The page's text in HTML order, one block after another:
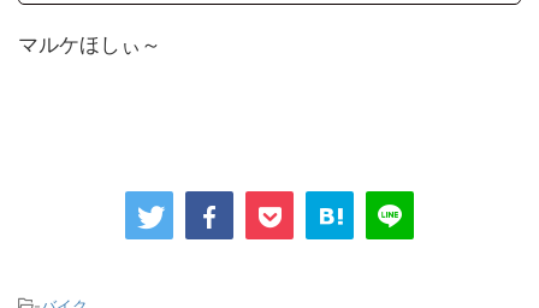
マルケほしぃ～